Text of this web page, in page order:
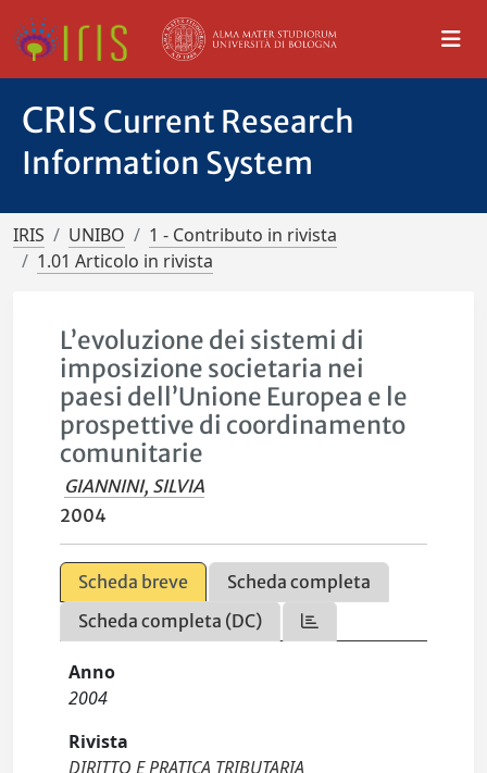
CRIS Current Research
Information System
IRIS UNIBO
1 - Contributo in rivista
1.01 Articolo in rivista
L’evoluzione dei sistemi di
imposizione societaria nei
paesi dell’Unione Europea e le
prospettive di coordinamento
comunitarie
GIANNINI, SILVIA
2004
Scheda breve
Scheda completa
Scheda completa (DC)
Anno
2004
Rivista
DIRITTO E PRATICA TRIBUTARIA